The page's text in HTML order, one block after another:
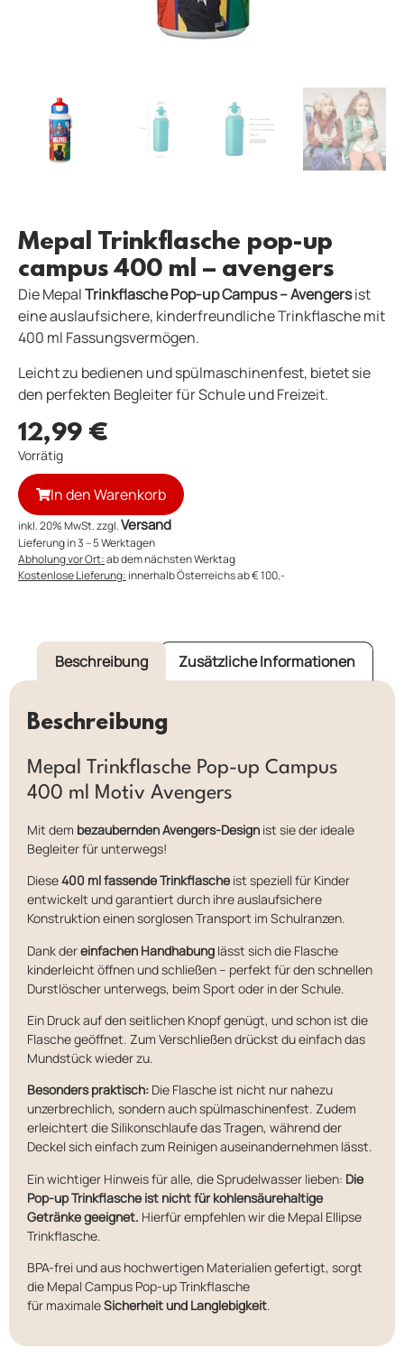
Mepal Trinkflasche pop-up
campus 400 ml – avengers
Die MepalTrinkflasche Pop-up Campus – Avengersist
eine auslaufsichere, kinderfreundliche Trinkflasche mit
400 ml Fassungsvermögen.
Leicht zu bedienen und spülmaschinenfest, bietet sie
den perfekten Begleiter für Schule und Freizeit.
12,99 €
Vorrätig
In den Warenkorb
inkl. 20% MwSt. zzgl.Versand
Lieferung in 3 – 5 Werktagen
Abholung vor Ort:ab dem nächsten Werktag
Kostenlose Lieferung: innerhalb Österreichs ab € 100,-
Beschreibung Zusätzliche Informationen
Beschreibung
Mepal Trinkflasche Pop-up Campus
400 ml Motiv Avengers
Mit dem bezaubernden Avengers-Design ist sie der ideale
Begleiter für unterwegs!
Diese400 ml fassende Trinkflasche ist speziell für Kinder
entwickelt und garantiert durch ihre auslaufsichere
Konstruktion einen sorglosen Transport im Schulranzen.
Dank dereinfachen Handhabung lässt sich die Flasche
kinderleicht öffnen und schließen – perfekt für den schnellen
Durstlöscher unterwegs, beim Sport oder in der Schule.
Ein Druck auf den seitlichen Knopf genügt, und schon ist die
Flasche geöffnet. Zum Verschließen drückst du einfach das
Mundstück wieder zu.
Besonders praktisch: Die Flasche ist nicht nur nahezu
unzerbrechlich, sondern auch spülmaschinenfest. Zudem
erleichtert die Silikonschlaufe das Tragen, während der
Deckel sich einfach zum Reinigen auseinandernehmen lässt.
Ein wichtiger Hinweis für alle, die Sprudelwasser lieben: Die
Pop-up Trinkflasche ist nicht für kohlensäurehaltige
Getränke geeignet. Hierfür empfehlen wir die Mepal Ellipse
Trinkflasche.
BPA-frei und aus hochwertigen Materialien gefertigt, sorgt
die Mepal Campus Pop-up Trinkflasche
für maximaleSicherheit und Langlebigkeit.